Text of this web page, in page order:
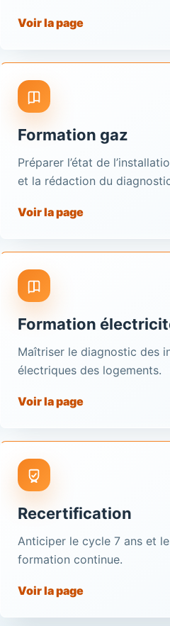
Voir la page
Formation gaz
Préparer l’état de
et la rédaction du
Voir la page
Formation
Maîtriser le diagnostic des
électriques des logements.
Voir la page
Recertification
Anticiper le cycle 7 ans et
formation continue.
Voir la page